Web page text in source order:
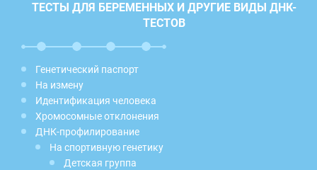
ТЕСТЫ ДЛЯ БЕРЕМЕННЫХ И ДРУГИЕ ВИДЫ ДНК-
ТЕСТОВ
Генетический паспорт
На измену
Идентификация человека
Хромосомные отклонения
ДНК-профилирование
На спортивную генетику
Детская группа